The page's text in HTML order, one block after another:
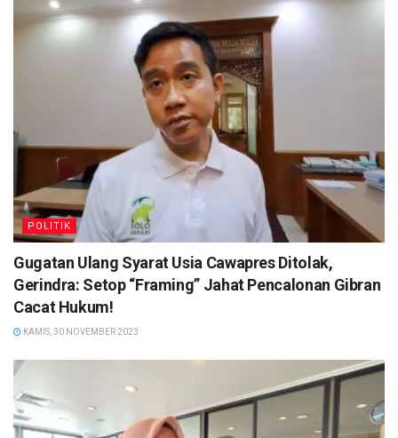
POLITIK
Gugatan Ulang Syarat Usia Cawapres Ditolak,
Gerindra: Setop “Framing” Jahat Pencalonan Gibran
Cacat Hukum!
KAMIS, 30 NOVEMBER 2023